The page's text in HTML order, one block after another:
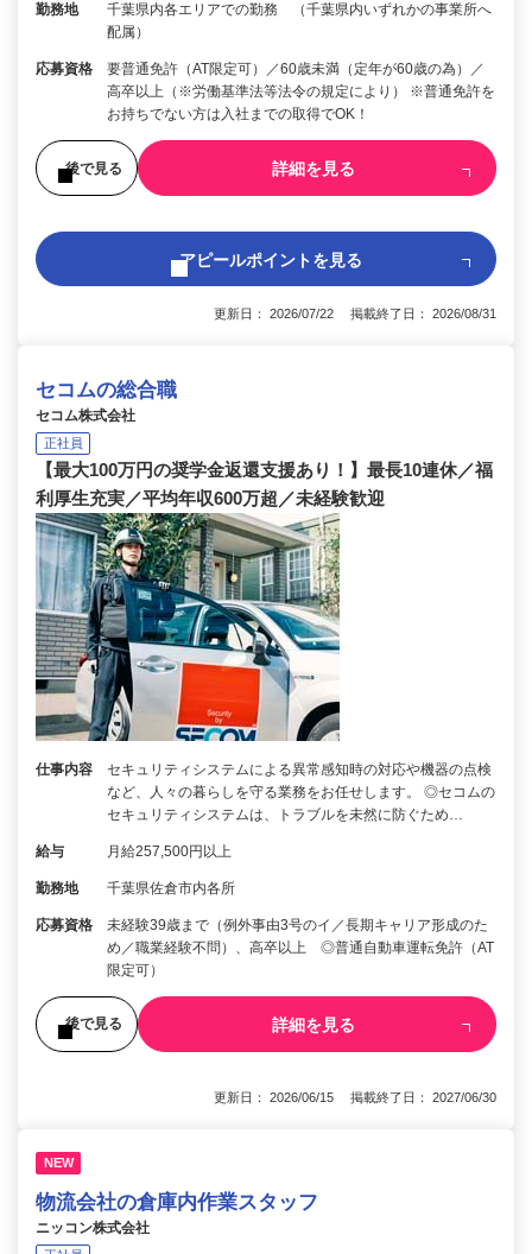
勤務地
千葉県内各エリアでの勤務 （千葉県内いずれかの事業所へ
配属）
応募資格
要普通免許（AT限定可）／60歳未満（定年が60歳の為）／
高卒以上（※労働基準法等法令の規定により） ※普通免許を
お持ちでない方は入社までの取得でOK！
後で見る 詳細を見る
アピールポイントを見る
更新日： 2026/07/22 掲載終了日： 2026/08/31
セコムの総合職
セコム株式会社
正社員
【最大100万円の奨学金返還支援あり！】最長10連休／福
利厚生充実／平均年収600万超／未経験歓迎
仕事内容
セキュリティシステムによる異常感知時の対応や機器の点検
など、人々の暮らしを守る業務をお任せします。 ◎セコムの
セキュリティシステムは、トラブルを未然に防ぐため…
給与 月給257,500円以上
勤務地 千葉県佐倉市内各所
応募資格
未経験39歳まで（例外事由3号のイ／長期キャリア形成のた
め／職業経験不問）、高卒以上 ◎普通自動車運転免許（AT
限定可）
後で見る 詳細を見る
更新日： 2026/06/15 掲載終了日： 2027/06/30
NEW
物流会社の倉庫内作業スタッフ
ニッコン株式会社